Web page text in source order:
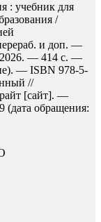
: учебник для
/
и доп. —
2026. — 414 с. —
— ISBN 978-5-
//
[сайт]. —
(дата обращения: